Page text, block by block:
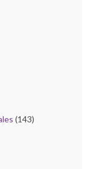
(143)